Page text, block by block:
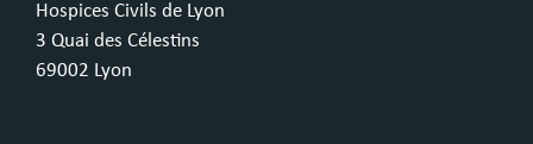
Hospices Civils de Lyon
3 Quai des Célestins
69002 Lyon